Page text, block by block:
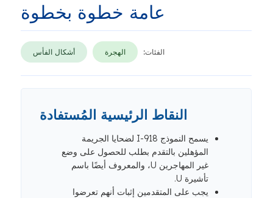
عامة خطوة بخطوة
الفئات: الهجرة أشكال الفأس
النقاط الرئيسية المُستفادة
يسمح النموذج I-918 لضحايا الجريمة
المؤهلين بالتقدم بطلب للحصول على وضع
غير المهاجرين U، والمعروف أيضًا باسم
تأشيرة U.
يجب على المتقدمين إثبات أنهم تعرضوا